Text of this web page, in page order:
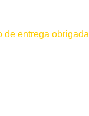
de entrega obrigada